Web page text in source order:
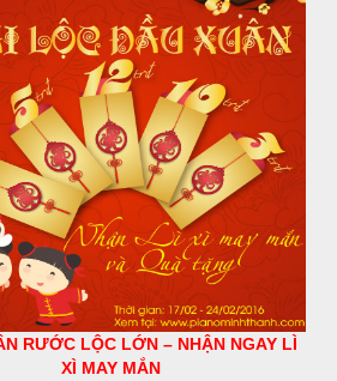
RƯỚC LỘC LỚN – NHẬN NGAY LÌ
XÌ MAY MẮN